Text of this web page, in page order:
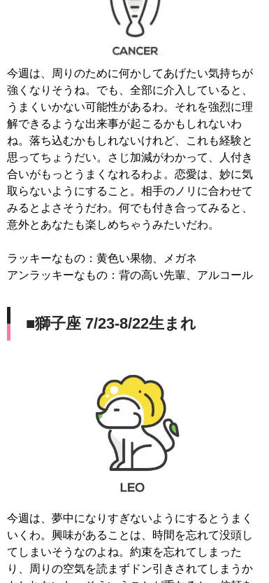
今週は、周りのために何かしてあげたい気持ちが
強くなりそうね。でも、全部に介入していると、
うまくいかない可能性があるわ。それを強烈に理
解できるような出来事が起こるかもしれないわ
ね。落ち込むかもしれないけれど、これも経験と
思ってちょうだい。さじ加減がわかって、人付き
合いがもっとうまくなれるわよ。恋愛は、妙に気
取らないようにすること。相手のノリに合わせて
みるとよさそうだわ。何でも付き合ってみると、
意外とあなたも楽しめちゃうみたいだわ。
ラッキーなもの：黄色い果物、メガネ
アンラッキーなもの：背の高い先輩、アルコール
■獅子座 7/23-8/22生まれ
今週は、夢中になりすぎないようにするとうまく
いくわ。興味があることは、時間を忘れて没頭し
てしまいそうなのよね。約束を忘れてしまった
り、周りの空気を読まずドン引きされてしまうか